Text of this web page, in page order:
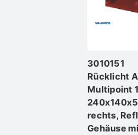
3010151
Rücklicht
Multipoint 1
rechts,
Gehäuse